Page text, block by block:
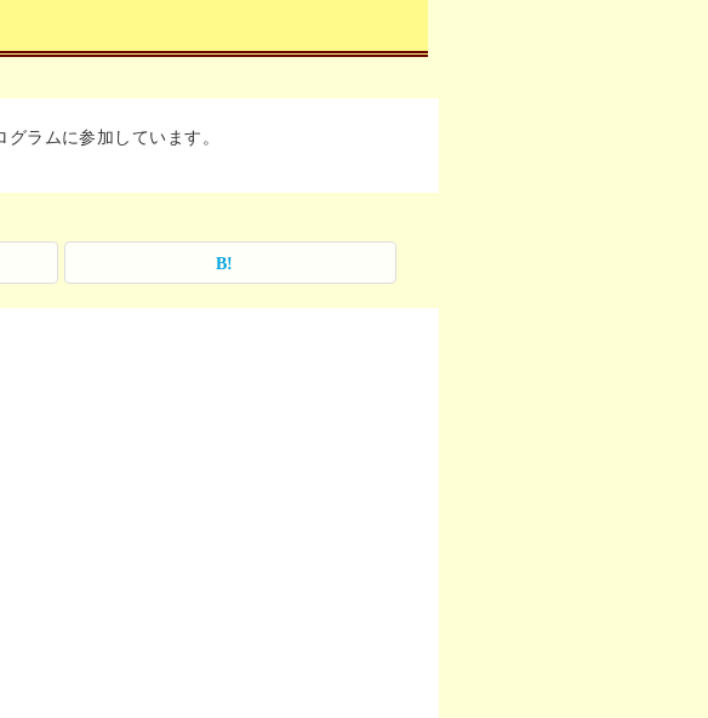
ラムに参加しています。